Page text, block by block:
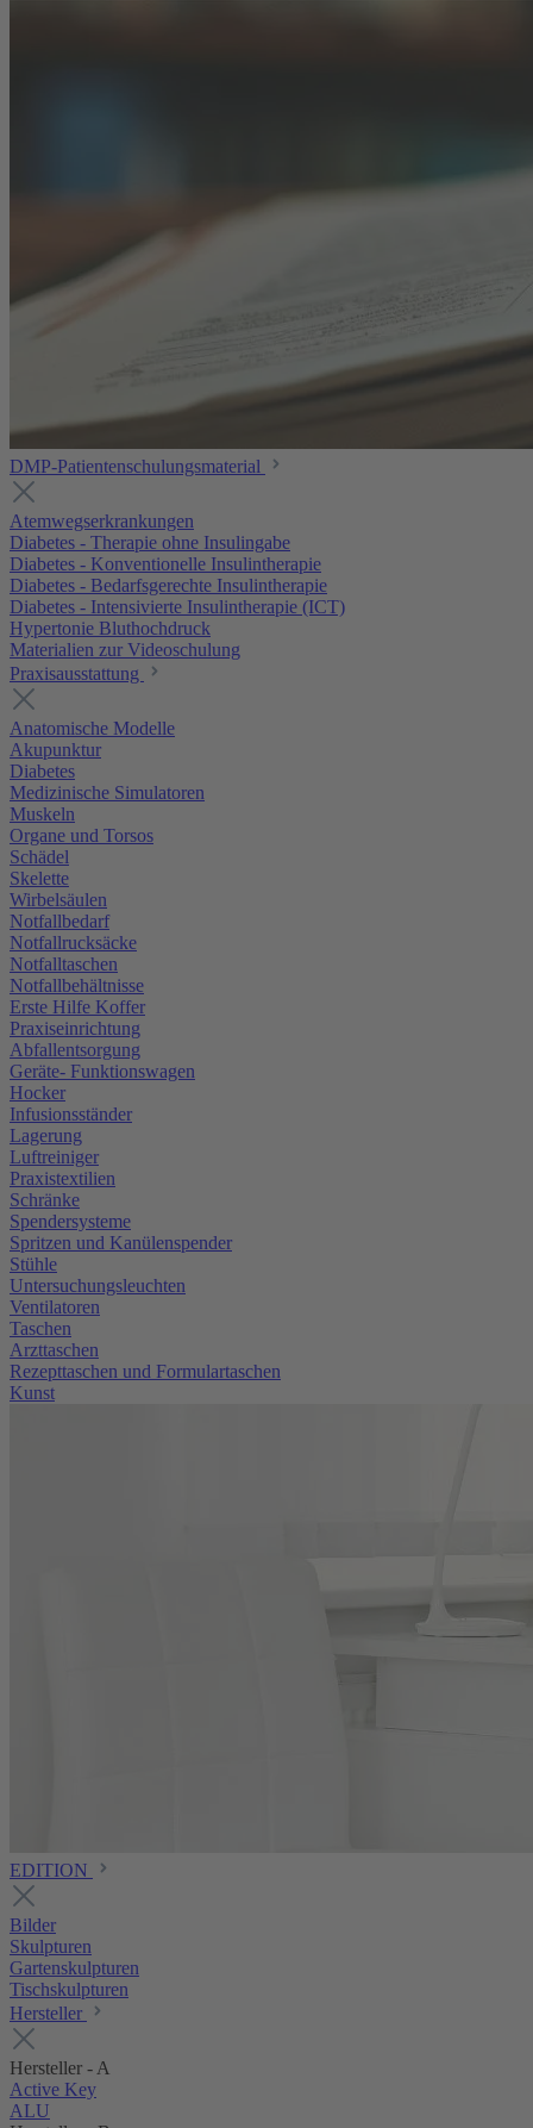
DMP-Patientenschulungsmaterial
Atemwegserkrankungen
Diabetes - Therapie ohne Insulingabe
Diabetes - Konventionelle Insulintherapie
Diabetes - Bedarfsgerechte Insulintherapie
Diabetes - Intensivierte Insulintherapie (ICT)
Hypertonie Bluthochdruck
Materialien zur Videoschulung
Praxisausstattung
Anatomische Modelle
Akupunktur
Diabetes
Medizinische Simulatoren
Muskeln
Organe und Torsos
Schädel
Skelette
Wirbelsäulen
Notfallbedarf
Notfallrucksäcke
Notfalltaschen
Notfallbehältnisse
Erste Hilfe Koffer
Praxiseinrichtung
Abfallentsorgung
Geräte- Funktionswagen
Hocker
Infusionsständer
Lagerung
Luftreiniger
Praxistextilien
Schränke
Spendersysteme
Spritzen und Kanülenspender
Stühle
Untersuchungsleuchten
Ventilatoren
Taschen
Arzttaschen
Rezepttaschen und Formulartaschen
Kunst
EDITION
Bilder
Skulpturen
Gartenskulpturen
Tischskulpturen
Hersteller
Hersteller - A
Active Key
ALU